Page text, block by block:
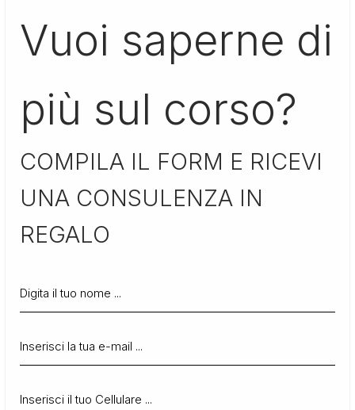
Vuoi saperne di
più sul corso?
COMPILA IL FORM E RICEVI
UNA CONSULENZA IN
REGALO